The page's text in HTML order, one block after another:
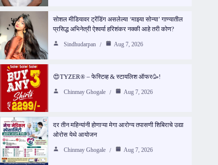
सोशल मीडियावर ट्रेंडिंग असलेल्या ‘माझ्या सोन्या’ गाण्यातील
प्रसिद्ध अभिनेत्री ऐश्वर्या हरिशंकर नक्की आहे तरी कोण?
Sindhudarpan Aug 7, 2026
😍TYZER® – फेस्टिव्ह & स्टायलिश ऑफर🥳!
Chinmay Ghogale Aug 7, 2026
दर तीन महिन्यांनी होणाऱ्या मेगा आरोग्य तपासणी शिबिराचे उद्या
ओरोस येथे आयोजन
Chinmay Ghogale Aug 7, 2026